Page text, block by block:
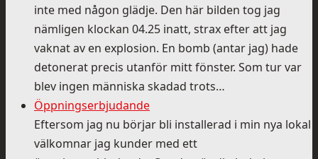
inte med någon glädje. Den här bilden tog jag
nämligen klockan 04.25 inatt, strax efter att jag
vaknat av en explosion. En bomb (antar jag) hade
detonerat precis utanför mitt fönster. Som tur var
blev ingen människa skadad trots…
Öppningserbjudande
Eftersom jag nu börjar bli installerad i min nya lokal
välkomnar jag kunder med ett